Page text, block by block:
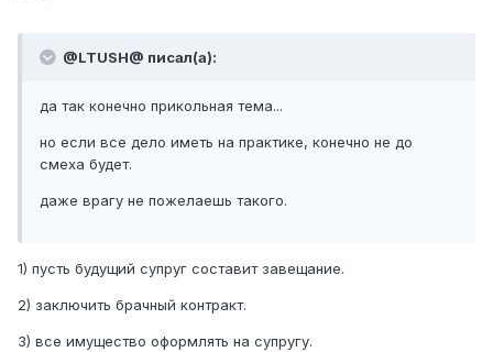
@LTUSH@ писал(а):
да так конечно прикольная тема...
но если все дело иметь на практике, конечно не до
смеха будет.
даже врагу не пожелаешь такого.
1) пусть будущий супруг составит завещание.
2) заключить брачный контракт.
3) все имущество оформлять на супругу.